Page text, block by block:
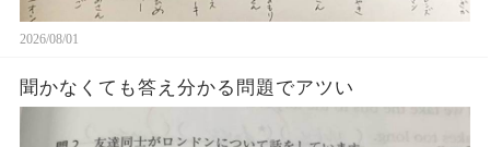
2026/08/01
聞かなくても答え分かる問題でアツい